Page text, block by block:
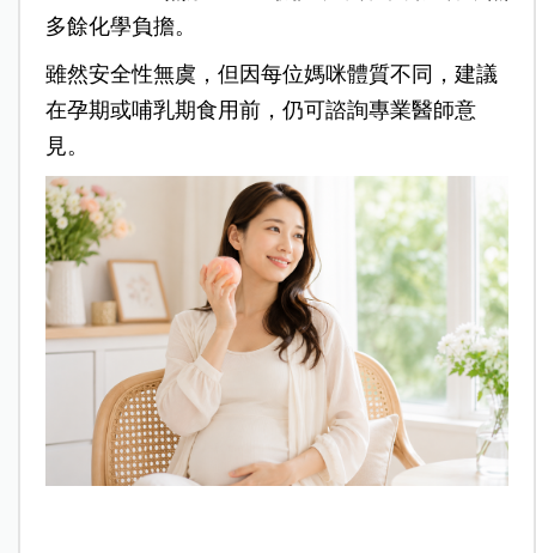
多餘化學負擔。
雖然安全性無虞，但因每位媽咪體質不同，建議
在孕期或哺乳期食用前，仍可諮詢專業醫師意
見。